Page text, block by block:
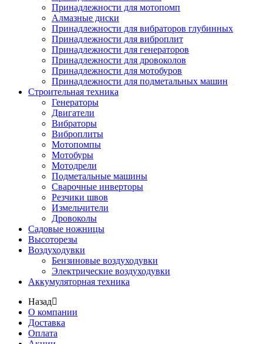
Принадлежности для мотопомп
Алмазные диски
Принадлежности для вибраторов глубинных
Принадлежности для виброплит
Принадлежности для генераторов
Принадлежности для дровоколов
Принадлежности для мотобуров
Принадлежности для подметальных машин
Строительная техника
Генераторы
Двигатели
Вибраторы
Виброплиты
Мотопомпы
Мотобуры
Мотодрели
Подметальные машины
Сварочные инверторы
Резчики швов
Измельчители
Дровоколы
Садовые ножницы
Высоторезы
Воздуходувки
Бензиновые воздуходувки
Электрические воздуходувки
Аккумуляторная техника
Назад
О компании
Доставка
Оплата